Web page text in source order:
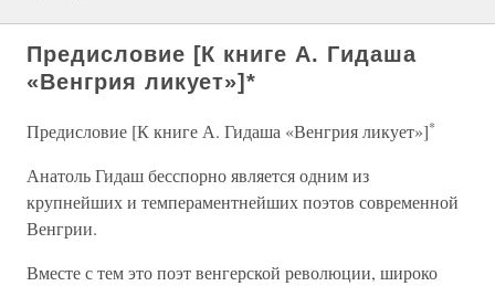
Предисловие [К книге А. Гидаша
«Венгрия ликует»]*
Предисловие [К книге А. Гидаша «Венгрия ликует»]*
Анатоль Гидаш бесспорно является одним из
крупнейших и темпераментнейших поэтов современной
Венгрии.
Вместе с тем это поэт венгерской революции, широко